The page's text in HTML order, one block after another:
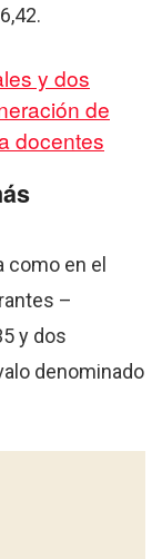
y dos
de
docentes
como en el
–
y dos
denominado